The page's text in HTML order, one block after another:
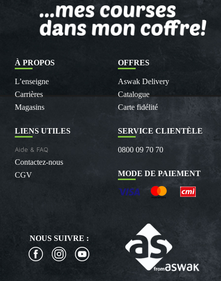
À PROPOS
L’enseigne
Carrières
Magasins
OFFRES
Aswak Delivery
Catalogue
Carte fidélité
LIENS UTILES
Aide & FAQ
Contactez-nous
CGV
SERVICE CLIENTÈLE
0800 09 70 70
MODE DE PAIEMENT
NOUS SUIVRE :